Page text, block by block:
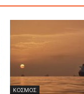
ΚΟΣΜΟΣ